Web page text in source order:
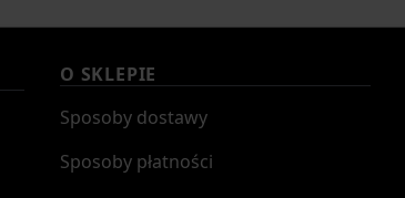
O SKLEPIE
Sposoby dostawy
Sposoby płatności